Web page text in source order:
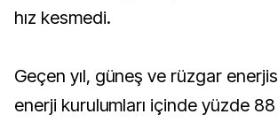
hız kesmedi.
Geçen yıl, güneş ve rüzgar
enerji kurulumları içinde yüzde